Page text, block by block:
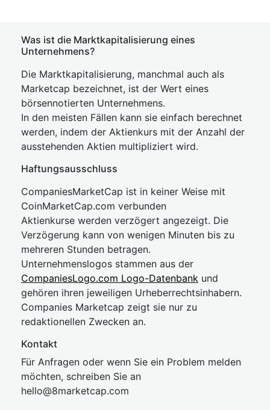
Was ist die Marktkapitalisierung eines
Unternehmens?
Die Marktkapitalisierung, manchmal auch als
Marketcap bezeichnet, ist der Wert eines
börsennotierten Unternehmens.
In den meisten Fällen kann sie einfach berechnet
werden, indem der Aktienkurs mit der Anzahl der
ausstehenden Aktien multipliziert wird.
Haftungsausschluss
CompaniesMarketCap ist in keiner Weise mit
CoinMarketCap.com verbunden
Aktienkurse werden verzögert angezeigt. Die
Verzögerung kann von wenigen Minuten bis zu
mehreren Stunden betragen.
Unternehmenslogos stammen aus der
CompaniesLogo.com Logo-Datenbank und
gehören ihren jeweiligen Urheberrechtsinhabern.
Companies Marketcap zeigt sie nur zu
redaktionellen Zwecken an.
Kontakt
Für Anfragen oder wenn Sie ein Problem melden
möchten, schreiben Sie an
hello@8marketcap.com